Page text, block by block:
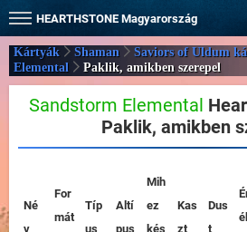
HEARTHSTONE Magyarország
Kártyák Shaman Saviors of Uldum
Elemental
Paklik, amikben szerepel
Sandstorm Elemental
Paklik, amikben
Né
v
For
mát
Típ
us
Altí
pus
Mih
ez
kés
Kas
zt
Dus
t